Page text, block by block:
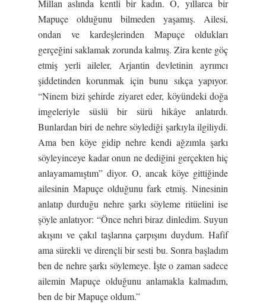
Millan aslında kentli bir kadın. O, yıllarca bir
Mapuçe olduğunu bilmeden yaşamış. Ailesi,
ondan ve kardeşlerinden Mapuçe oldukları
gerçeğini saklamak zorunda kalmış. Zira kente göç
etmiş yerli aileler, Arjantin devletinin ayrımcı
şiddetinden korunmak için bunu sıkça yapıyor.
“Ninem bizi şehirde ziyaret eder, köyündeki doğa
imgeleriyle süslü bir sürü hikâye anlatırdı.
Bunlardan biri de nehre söylediği şarkıyla ilgiliydi.
Ama ben köye gidip nehre kendi ağzımla şarkı
söyleyinceye kadar onun ne dediğini gerçekten hiç
anlayamamıştım” diyor. O, ancak köye gittiğinde
ailesinin Mapuçe olduğunu fark etmiş. Ninesinin
anlatıp durduğu nehre şarkı söyleme ritüelini ise
şöyle anlatıyor: “Önce nehri biraz dinledim. Suyun
akışını ve çakıl taşlarına çarpışını duydum. Hafif
ama sürekli ve dirençli bir sesti bu. Sonra başladım
ben de nehre şarkı söylemeye. İşte o zaman sadece
ailemin Mapuçe olduğunu anlamakla kalmadım,
ben de bir Mapuçe oldum.”